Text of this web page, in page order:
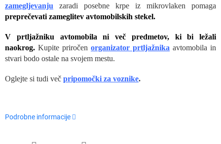
zamegljevanju zaradi posebne krpe iz mikrovlaken pomaga
preprečevati zameglitev avtomobilskih stekel.
V prtljažniku avtomobila ni več predmetov, ki bi ležali
naokrog. Kupite priročen organizator prtljažnika avtomobila in
stvari bodo ostale na svojem mestu.
Oglejte si tudi več pripomočki za voznike.
Podrobne informacije